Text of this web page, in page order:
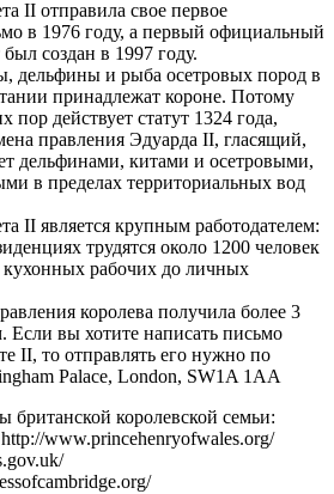
II отправила свое первое
в 1976 году, а первый официальный
создан в 1997 году.
дельфины и рыба осетровых пород в
принадлежат короне. Потому
пор действует статут 1324 года,
правления Эдуарда II, гласящий,
дельфинами, китами и осетровыми,
в пределах территориальных вод
II является крупным работодателем:
трудятся около 1200 человек
кухонных рабочих до личных
королева получила более 3
Если вы хотите написать письмо
II, то отправлять его нужно по
Palace, London, SW1A 1AA
королевской семьи:
www.princehenryofwales.org/